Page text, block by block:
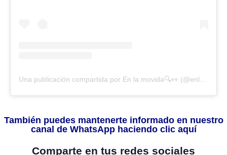
También puedes mantenerte informado en nuestro
canal de WhatsApp haciendo clic aquí
Comparte en tus redes sociales